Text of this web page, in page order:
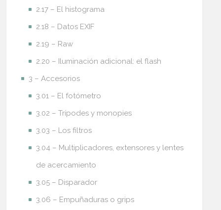
2.17 – El histograma
2.18 – Datos EXIF
2.19 – Raw
2.20 – Iluminación adicional: el flash
3 – Accesorios
3.01 – El fotómetro
3.02 – Trípodes y monopies
3.03 – Los filtros
3.04 – Multiplicadores, extensores y lentes
de acercamiento
3.05 – Disparador
3.06 – Empuñaduras o grips